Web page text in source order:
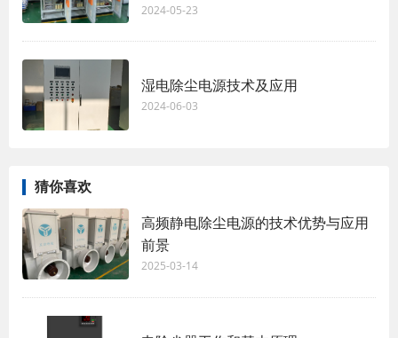
2024-05-23
湿电除尘电源技术及应用
2024-06-03
猜你喜欢
高频静电除尘电源的技术优势与应用
前景
2025-03-14